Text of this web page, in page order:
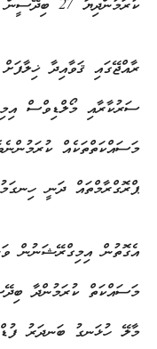
ކުރަމުންދިޔަ 27 ބިދޭސީން ހައްޔަރުކޮށްފިއެވެ.
ރާއްޖޭގައި ޤަވާއިދާ
ސަރުކާރާއި މޯލްޑިވްސް
މަސައްކަތްތަކެއް
ޕްރޮގްރާމްތައް ދަނީ
އެގޮތުން އިމިގްރޭޝަނުން
މަސައްކަތް ކުރަމުންދާ
މާލޭ ހުޅަނގު ބަނދަރު